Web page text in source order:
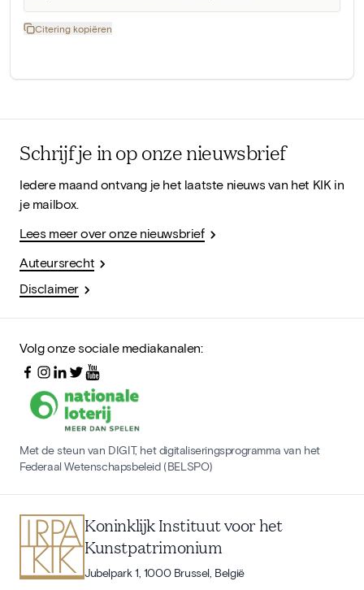
Citering kopiëren
Schrijf je in op onze nieuwsbrief
Iedere maand ontvang je het laatste nieuws van het KIK in
je mailbox.
Lees meer over onze nieuwsbrief
Auteursrecht
Disclaimer
Volg onze sociale mediakanalen:
Met de steun van DIGIT, het digitaliseringsprogramma van het
Federaal Wetenschapsbeleid (BELSPO)
Koninklijk Instituut voor het
Kunstpatrimonium
Jubelpark 1, 1000 Brussel, België